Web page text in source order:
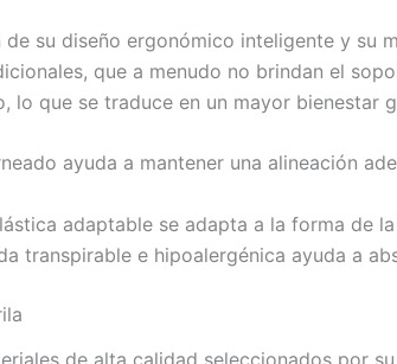
su diseño ergonómico inteligente y su
que a menudo no brindan el
que se traduce en un mayor bienestar
ayuda a mantener una alineación
adaptable se adapta a la forma de
transpirable e hipoalergénica ayuda a
de alta calidad seleccionados por